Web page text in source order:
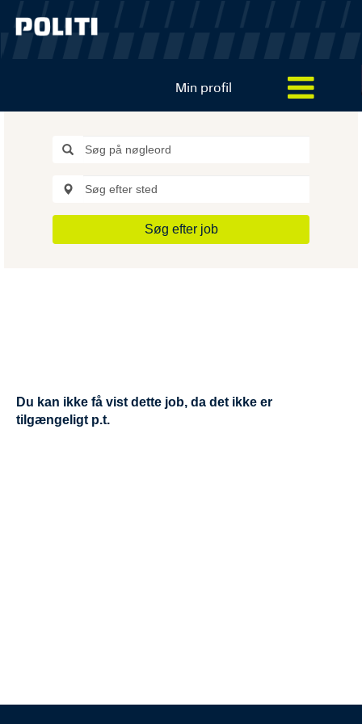
Min profil
Søg efter job
Du kan ikke få vist dette job, da det ikke er
tilgængeligt p.t.